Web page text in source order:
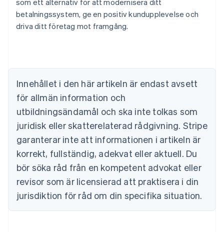
som ett alternativ för att modernisera ditt
betalningssystem, ge en positiv kundupplevelse och
driva ditt företag mot framgång.
Innehållet i den här artikeln är endast avsett
för allmän information och
utbildningsändamål och ska inte tolkas som
juridisk eller skatterelaterad rådgivning. Stripe
garanterar inte att informationen i artikeln är
korrekt, fullständig, adekvat eller aktuell. Du
bör söka råd från en kompetent advokat eller
revisor som är licensierad att praktisera i din
jurisdiktion för råd om din specifika situation.
Australien
English
Belgien
Bulgarien
Cypern
English
English
Estland
English
Fastlandskina
简体中文English
Finland
Frankrike
FrançaisEnglish